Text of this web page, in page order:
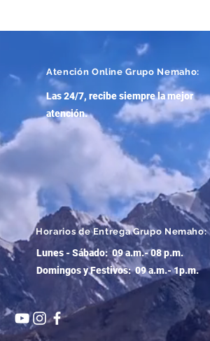
Atención Online Grupo Nemaho:
Las 24/7, recibe siempre la mejor
atención.
Horarios de Entrega Grupo Nemaho:
Lunes - Sábado: 09 a.m.- 08 p.m.
Domingos y Festivos: 09 a.m.- 1p.m.